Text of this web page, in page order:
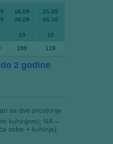
2 godine
sa dve prostorije
kuhinjom); NA –
sobe + kuhinja);